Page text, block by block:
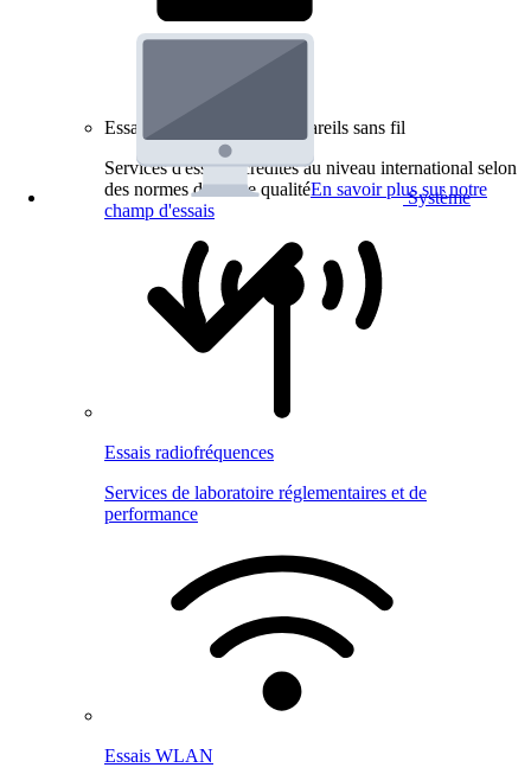
Système
Essais de produits pour appareils sans fil
Services d'essai accrédités au niveau international selon
des normes de haute qualitéEn savoir plus sur notre
champ d'essais
Essais radiofréquences
Services de laboratoire réglementaires et de
performance
Essais WLAN